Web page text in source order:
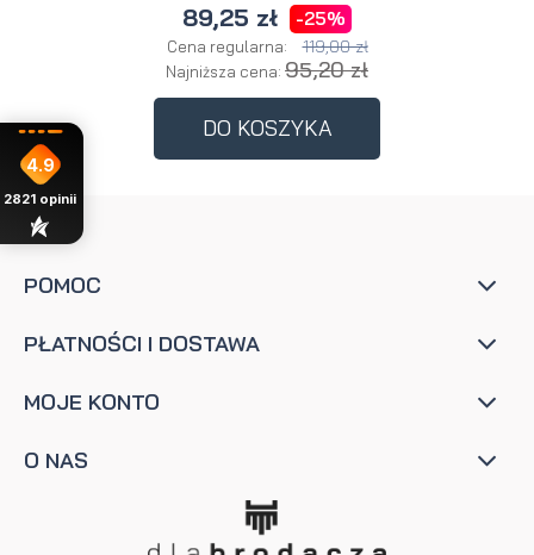
89,25 zł -25%
Cena regularna: 119,00 zł
Najniższa cena: 95,20 zł
DO KOSZYKA
POMOC
PŁATNOŚCI I DOSTAWA
MOJE KONTO
O NAS
4.9
2821 opinii